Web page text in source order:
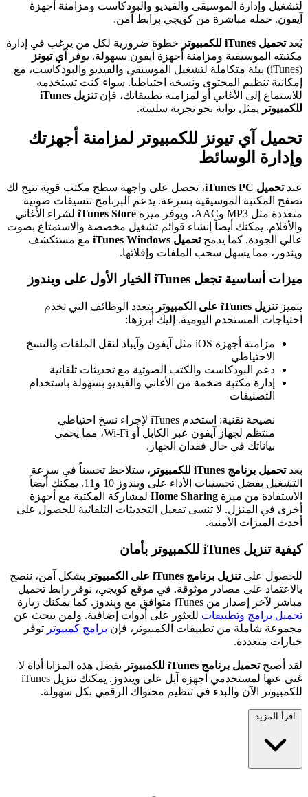
لتشغيل وإدارة الموسيقى والفيديو والبودكاست ومزامنة أجهزة
آيفون. حمله مباشرة من كويجي برابط آمن.
يُعدتحميل iTunes للكمبيوتر
خطوة ضرورية لكل من يرغب في إدارة
مكتبته الموسيقية ومزامنة أجهزة آيفون بسهولة. يوفر
آي تيونز
(iTunes) بيئة متكاملة لتشغيل الموسيقى والفيديو والبودكاست، مع
إمكانية تنظيم المحتوى ونسخه احتياطياً. سواء كنت تستخدمه
للاستماع إلى الأغاني أو لمزامنة تطبيقاتك، فإن
تنزيل iTunes
للكمبيوتر يمثل بوابة نحو تجربة سلسة.
تحميل آي تيونز للكمبيوتر لمزامنة أجهزتك
وإدارة الوسائط
عندتحميل iTunes PC
، تحصل على واجهة سطح مكتب قوية تتيح لك
تصفح المكتبة الموسيقية بسرعة. يدعم البرنامج تنسيقات صوتية
متعددة مثل MP3 وAAC، ويوفر ميزة
iTunes Store لشراء الأغاني
والأفلام. يمكنك أيضاً إنشاء قوائم تشغيل مخصصة والاستمتاع بصوت
عالي الجودة. كما يدمجتحميل iTunes Windows
مع مستكشف
ويندوز، مما يسهل سحب الملفات وإفلاتها.
ميزات أساسية تجعل iTunes الخيار الأول على ويندوز
يتميزتنزيل iTunes على الكمبيوتر
بتعدد الوظائف التي تخدم
احتياجات المستخدم اليومية. إليك أبرزها:
مزامنة أجهزة iOS مثل آيفون وآيباد لنقل الملفات والنسخ
الاحتياطي
دعم البودكاست والكتب الصوتية مع تحديثات تلقائية
إدارة مكتبة ضخمة من الأغاني والفيديو بسهولة باستخدام
التصنيفات
نصيحة تقنية: استخدم iTunes لإجراء نسخ احتياطي
منتظم لجهاز آيفون عبر الكابل أو Wi-Fi، مما يحمي
بياناتك في حال فقدان الجهاز.
بعدتحميل برنامج iTunes للكمبيوتر
، ستلاحظ تحسناً في سرعة
التشغيل بفضل تحسينات الأداء على ويندوز 10 و11. يمكنك أيضاً
الاستفادة من ميزة Home Sharing لمشاركة المكتبة مع أجهزة
أخرى في المنزل. لا تنسى تفعيل التحديثات التلقائية للحصول على
أحدث الميزات الأمنية.
كيفية تنزيل iTunes للكمبيوتر بأمان
للحصول علىتنزيل برنامج iTunes على الكمبيوتر
بشكل آمن، ننصح
بالاعتماد على مصادر موثوقة. في موقع كويجي، نوفر رابط تحميل
مباشر لآخر إصدار من iTunes متوافق مع ويندوز. كما يمكنك زيارة
تحميل برامج وتطبيقات للعثور على أدوات إضافية. ولمن يبحث عن
مجموعة شاملة من تطبيقات الكمبيوتر، فإن برامج كمبيوتر توفر
خيارات متعددة.
لقد أصبحتحميل برنامج iTunes للكمبيوتر
بفضل هذه المزايا أداة لا
غنى عنها لمستخدمي أجهزة آبل على ويندوز. يمكنك تنزيل iTunes
للكمبيوتر الآن والبدء في تنظيم محتواك الرقمي بكل سهولة.
اقرأ المزيد